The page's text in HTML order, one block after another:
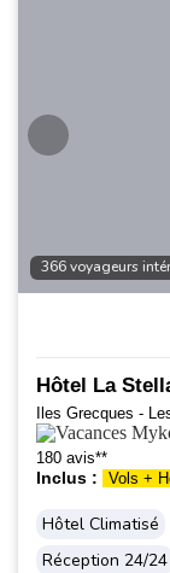
366 voyageurs
Hôtel La
Iles Grecques -
180 avis**
Inclus : Vols +
Hôtel Climatisé
Réception 24/24